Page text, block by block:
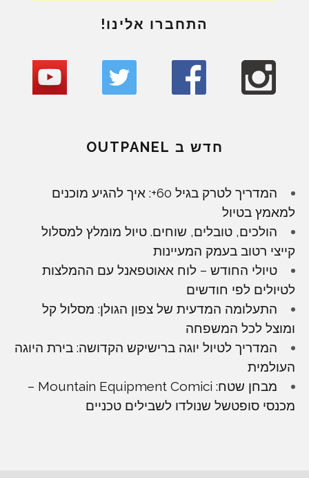
התחברו אלינו!
חדש ב OUTPANEL
המדריך לטרק בגיל 60+: איך להגיע מוכנים
למאמץ בטיול
הולכים, טובלים, שוחים. טיול מומלץ למסלול
קייצי רטוב בעמק המעיינות
טיולי החודש – לוח אאוטפאנל עם ההמלצות
לטיולים לפי חודשים
התעלומה המדעית של צפון הגולן: מסלול קל
ומוצל לכל המשפחה
המדריך לטיול יוגה ברישיקש הקדושה: בירת היוגה
העולמית
מבחן שטח: Mountain Equipment Comici –
מכנסי סופטשל שנולדו לשבילים טכניים